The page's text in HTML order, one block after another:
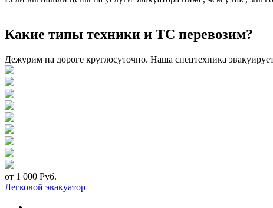
Какие типы техники и ТС перевозим?
Дежурим на дороге круглосуточно. Наша спецтехника
от 1 000 Руб.
Легковой эвакуатор